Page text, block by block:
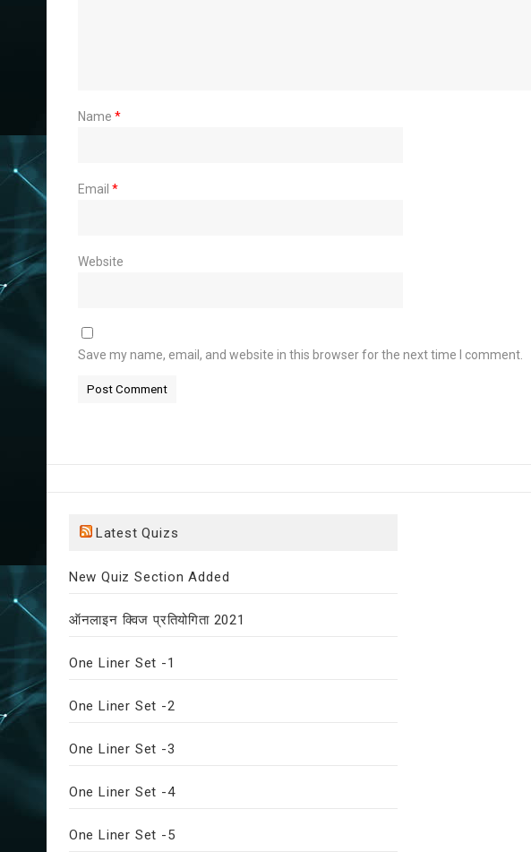
Name *
Email *
Website
Save my name, email, and website in this browser for the next time I comment.
Latest Quizs
New Quiz Section Added
ऑनलाइन क्विज प्रतियोगिता 2021
One Liner Set -1
One Liner Set -2
One Liner Set -3
One Liner Set -4
One Liner Set -5